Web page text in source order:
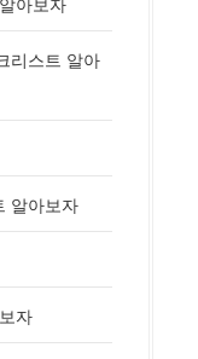
아보자
리스트 알아
알아보자
자